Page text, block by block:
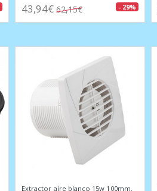
43,94€ 62,15€ - 29%
Extractor aire blanco 15w 100mm.